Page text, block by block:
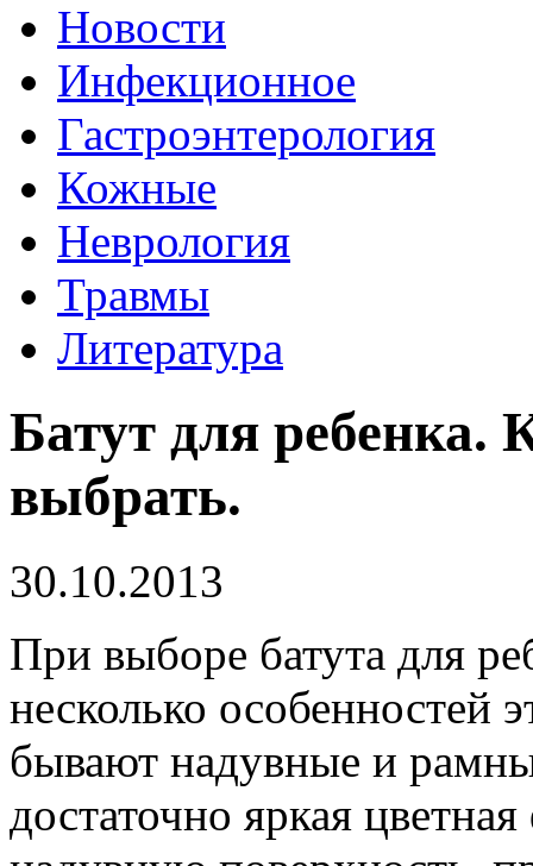
Новости
Инфекционное
Гастроэнтерология
Кожные
Неврология
Травмы
Литература
Батут для ребенка.
выбрать.
30.10.2013
При выборе батута для
несколько особенностей
бывают надувные и
достаточно яркая